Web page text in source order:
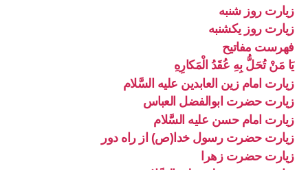
زیارت روز شنبه
زیارت روز یکشنبه
فهرست مفاتیح
يَا مَنْ تُحَلُّ بِهِ عُقَدُ الْمَكارِهِ
زیارت امام زین العابدین علیه السَّلام
زیارت حضرت ابوالفضل العباس
زیارت امام حسن علیه السَّلام
زیارت حضرت رسول خدا(ص) از راه دور
زیارت حضرت زهرا